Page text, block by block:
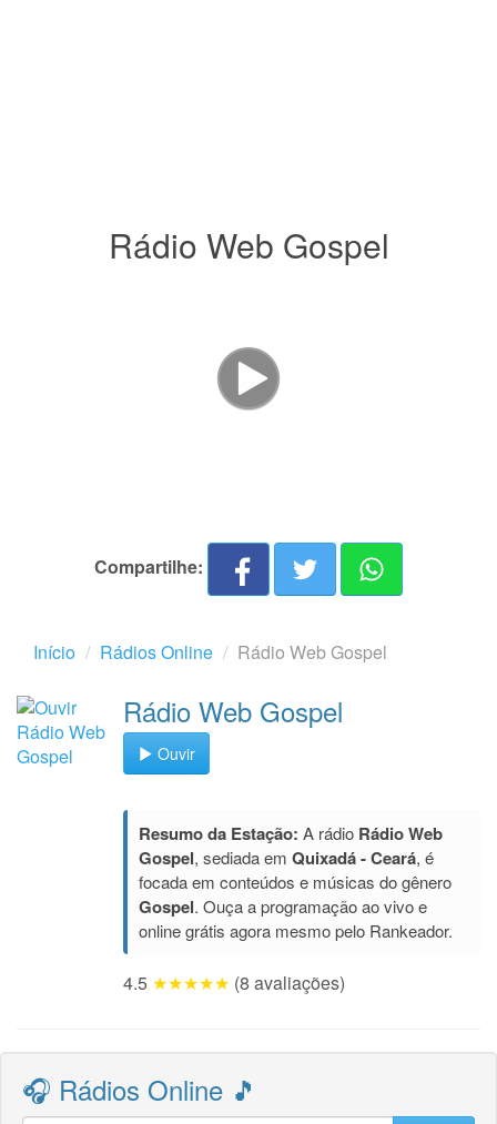
Rádio Web Gospel
Compartilhe:
Início Rádios Online Rádio Web Gospel
Rádio Web Gospel
Ouvir
Resumo da Estação: A rádio Rádio Web
Gospel, sediada em Quixadá - Ceará, é
focada em conteúdos e músicas do gênero
Gospel. Ouça a programação ao vivo e
online grátis agora mesmo pelo Rankeador.
4.5 ★★★★★ (8 avaliações)
🎧 Rádios Online 🎵